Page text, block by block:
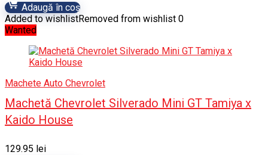
Adaugă în coș
Added to wishlistRemoved from wishlist 0
Wanted
Machete Auto Chevrolet
Machetă Chevrolet Silverado Mini GT Tamiya x
Kaido House
129.95 lei